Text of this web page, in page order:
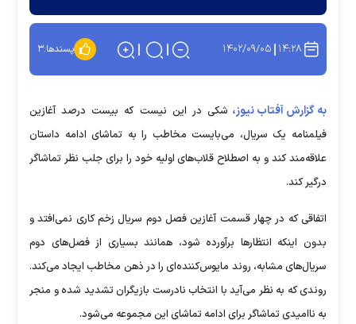
۱۴:۲۸ ۱۴۰۲/۰۹/۰۵ پسندها:۳
به گزارش آفتاب نیوز، شکی در این نیست که بیست درصد آغازین
فیلمنامه یک سریال، می‌بایست مخاطب را به تماشای ادامه داستان
علاقه‌مند کند و به اصطلاح قلاب‌های اولیه خود را برای جلب نظر تماشاگر
درگیر کند.
اتفاقی که در چهار قسمت آغازین فصل دوم سریال زخم کاری نمی‌افتد و
بدون اینکه انتظار‌ها برآورده شود، همانند بسیاری از فصل‌های دوم
سریال‌های مشابه، روند مایوس‌کننده‌ای را در ذهن مخاطب ایجاد می‌کند.
روندی که به نظر می‌آید با انتخاب نادرست بازیگران تشدید شده و منجر
به ناامیدی تماشاگر برای ادامه تماشای این مجموعه می‌شود.